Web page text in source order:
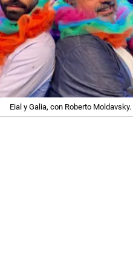
Eial y Galia, con Roberto Moldavsky.